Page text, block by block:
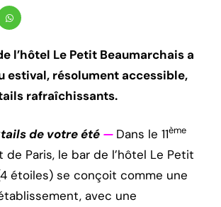
l’hôtel Le Petit Beaumarchais a
estival, résolument accessible,
rafraîchissants.
de votre été — Dans le 11ème
Paris, le bar de l’hôtel Le Petit
étoiles) se conçoit comme une
avec une